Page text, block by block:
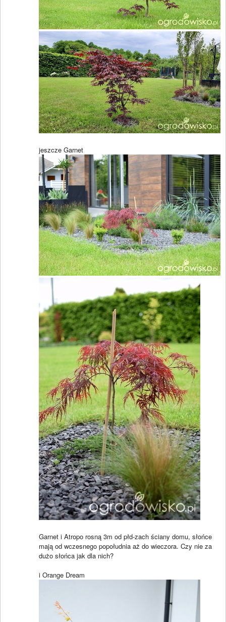
jeszcze Garnet
Garnet i Atropo rosną 3m od płd-zach ściany domu, słońce
mają od wczesnego popołudnia aż do wieczora. Czy nie za
dużo słońca jak dla nich?
i Orange Dream